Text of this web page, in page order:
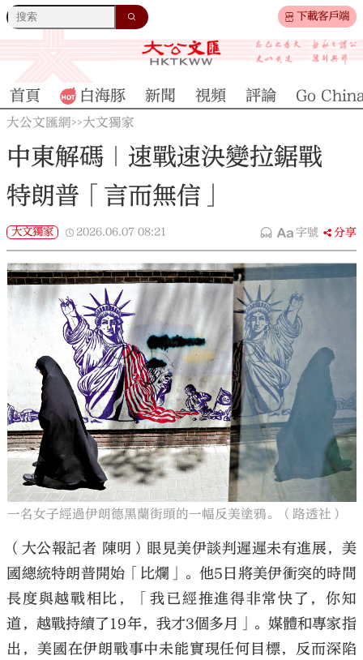
下載客戶端
大公文匯
首頁 白海豚 新聞 視頻 評論 Go
大公文匯網>>大文獨家
中東解碼｜速戰速決變拉鋸戰
特朗普「言而無信」
大文獨家 2026.06.07 08:21 字號 分享
一名女子經過伊朗德黑蘭街頭的一幅反美塗鴉。（路透社）
（大公報記者 陳明）眼見美伊談判遲遲未有進展，美
國總統特朗普開始「比爛」。他5日將美伊衝突的時間
長度與越戰相比，「我已經推進得非常快了，你知
道，越戰持續了19年，我才3個多月」。媒體和專家指
出，美國在伊朗戰事中未能實現任何目標，反而深陷